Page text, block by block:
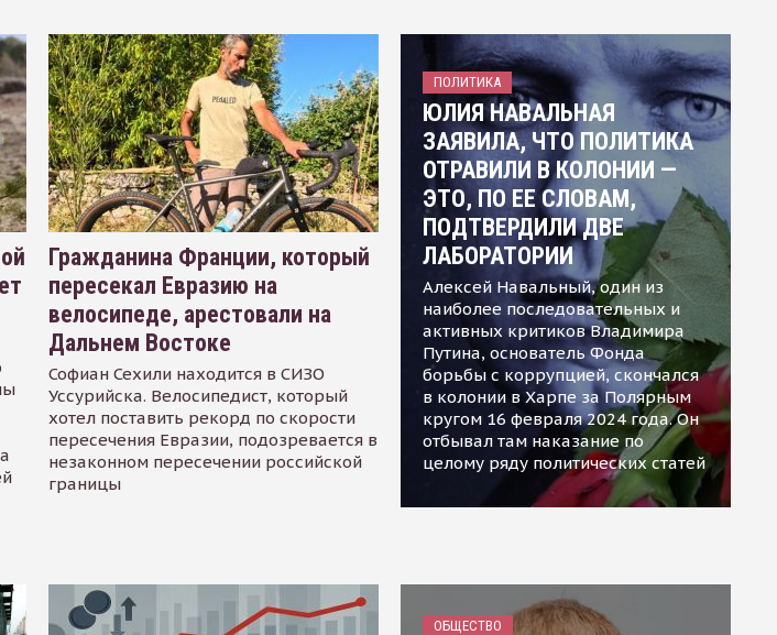
Гражданина Франции, который
пересекал Евразию на
велосипеде, арестовали на
Дальнем Востоке
Софиан Сехили находится в СИЗО
Уссурийска. Велосипедист, который
хотел поставить рекорд по скорости
пересечения Евразии, подозревается в
незаконном пересечении российской
границы
ПОЛИТИКА
ЮЛИЯ НАВАЛЬНАЯ
ЗАЯВИЛА, ЧТО ПОЛИТИКА
ОТРАВИЛИ В КОЛОНИИ —
ЭТО, ПО ЕЕ СЛОВАМ,
ПОДТВЕРДИЛИ ДВЕ
ЛАБОРАТОРИИ
Алексей Навальный, один из
наиболее последовательных и
активных критиков Владимира
Путина, основатель Фонда
борьбы с коррупцией, скончался
в колонии в Харпе за Полярным
кругом 16 февраля 2024 года. Он
отбывал там наказание по
целому ряду политических статей
ОБЩЕСТВО